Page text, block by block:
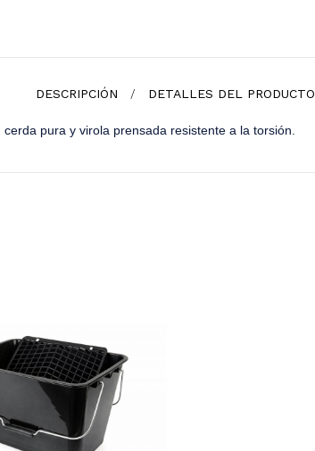
DESCRIPCIÓN DETALLES DEL PRODUCTO
pura y virola prensada resistente a la torsión.